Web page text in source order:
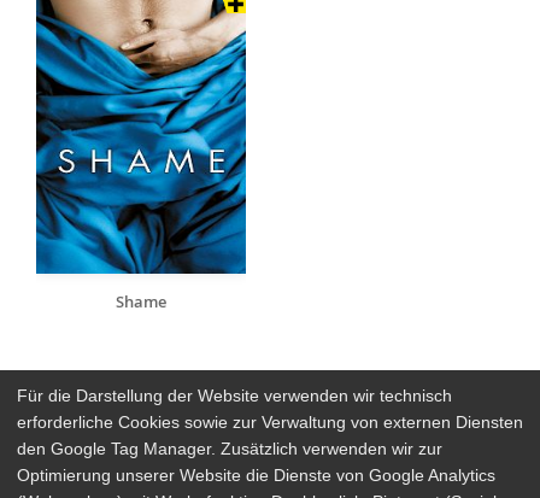
Shame
Arthaus Stores
Für die Darstellung der Website verwenden wir technisch
erforderliche Cookies sowie zur Verwaltung von externen Diensten
den Google Tag Manager. Zusätzlich verwenden wir zur
Optimierung unserer Website die Dienste von Google Analytics